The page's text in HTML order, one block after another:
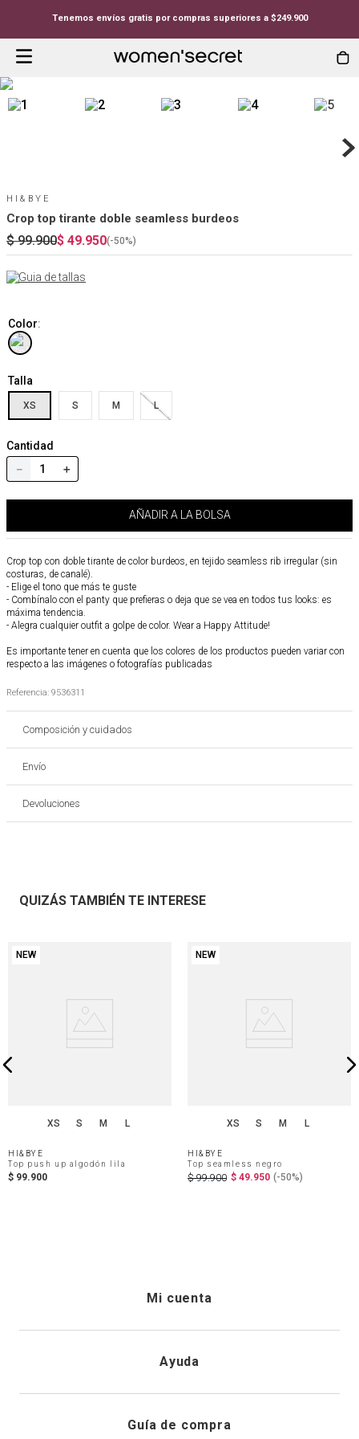
Tenemos envíos gratis por compras superiores a $249.900
HI&BYE
Crop top tirante doble seamless burdeos
$ 99.900$ 49.950(-50%)
Guia de tallas
Color:
Talla
XS S M L
Cantidad
＋
－
AÑADIR A LA BOLSA
Crop top con doble tirante de color burdeos, en tejido seamless rib irregular (sin
costuras, de canalé).
- Elige el tono que más te guste
- Combínalo con el panty que prefieras o deja que se vea en todos tus looks: es
máxima tendencia.
- Alegra cualquier outfit a golpe de color. Wear a Happy Attitude!
Es importante tener en cuenta que los colores de los productos pueden variar con
respecto a las imágenes o fotografías publicadas
Referencia: 9536311
Composición y cuidados
Envío
Devoluciones
QUIZÁS TAMBIÉN TE INTERESE
NEW
XS S M L
HI&BYE
Top push up algodón lila
$ 99.900
NEW
XS S M L
HI&BYE
Top seamless negro
$ 99.900 $ 49.950 (-50%)
Mi cuenta
Registrarme
Ayuda
Guía de compra